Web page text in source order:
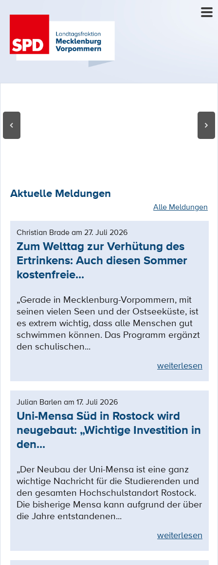
Aktuelle Meldungen
Alle Meldungen
Christian Brade am 27. Juli 2026
Zum Welttag zur Verhütung des
Ertrinkens: Auch diesen Sommer
kostenfreie...
„Gerade in Mecklenburg-Vorpommern, mit
seinen vielen Seen und der Ostseeküste, ist
es extrem wichtig, dass alle Menschen gut
schwimmen können. Das Programm ergänzt
den schulischen...
weiterlesen
Julian Barlen am 17. Juli 2026
Uni-Mensa Süd in Rostock wird
neugebaut: „Wichtige Investition in
den...
„Der Neubau der Uni-Mensa ist eine ganz
wichtige Nachricht für die Studierenden und
den gesamten Hochschulstandort Rostock.
Die bisherige Mensa kann aufgrund der über
die Jahre entstandenen...
weiterlesen